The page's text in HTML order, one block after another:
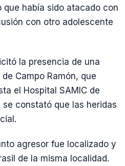
había sido atacado con
con otro adolescente
la presencia de una
Campo Ramón, que
el Hospital SAMIC de
constató que las heridas
agresor fue localizado y
de la misma localidad.